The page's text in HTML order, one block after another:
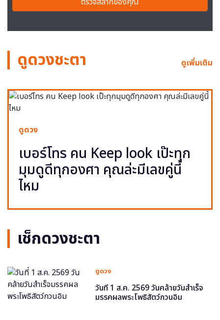
ดูดวงชะตา ดูเพิ่มเติม
ดูดวง
เบอร์โทร คน Keep look เป๊ะทุก
มุมดูดีทุกองศา คุณล่ะมีเลขคู่นี้
ไหม
เช็กดวงชะตา
ดูดวง
วันที่ 1 ส.ค. 2569 วันคล้ายวันสำเร็จ
มรรคผลพระโพธิสัตว์กวนอิม